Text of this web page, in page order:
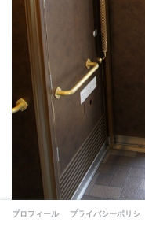
プロフィール プライバシーポリシー